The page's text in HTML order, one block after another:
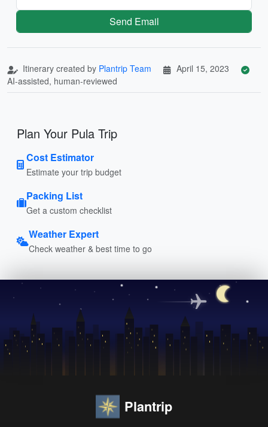
Send Email
Itinerary created by Plantrip Team
April 15, 2023
AI-assisted, human-reviewed
Plan Your Pula Trip
Cost Estimator
Estimate your trip budget
Packing List
Get a custom checklist
Weather Expert
Check weather & best time to go
Plantrip